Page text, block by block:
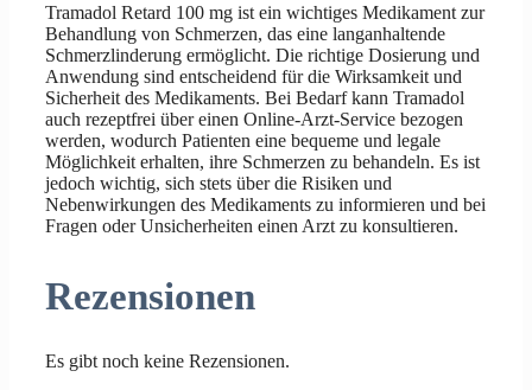
Tramadol Retard 100 mg ist ein wichtiges Medikament zur
Behandlung von Schmerzen, das eine langanhaltende
Schmerzlinderung ermöglicht. Die richtige Dosierung und
Anwendung sind entscheidend für die Wirksamkeit und
Sicherheit des Medikaments. Bei Bedarf kann Tramadol
auch rezeptfrei über einen Online-Arzt-Service bezogen
werden, wodurch Patienten eine bequeme und legale
Möglichkeit erhalten, ihre Schmerzen zu behandeln. Es ist
jedoch wichtig, sich stets über die Risiken und
Nebenwirkungen des Medikaments zu informieren und bei
Fragen oder Unsicherheiten einen Arzt zu konsultieren.
Rezensionen
Es gibt noch keine Rezensionen.